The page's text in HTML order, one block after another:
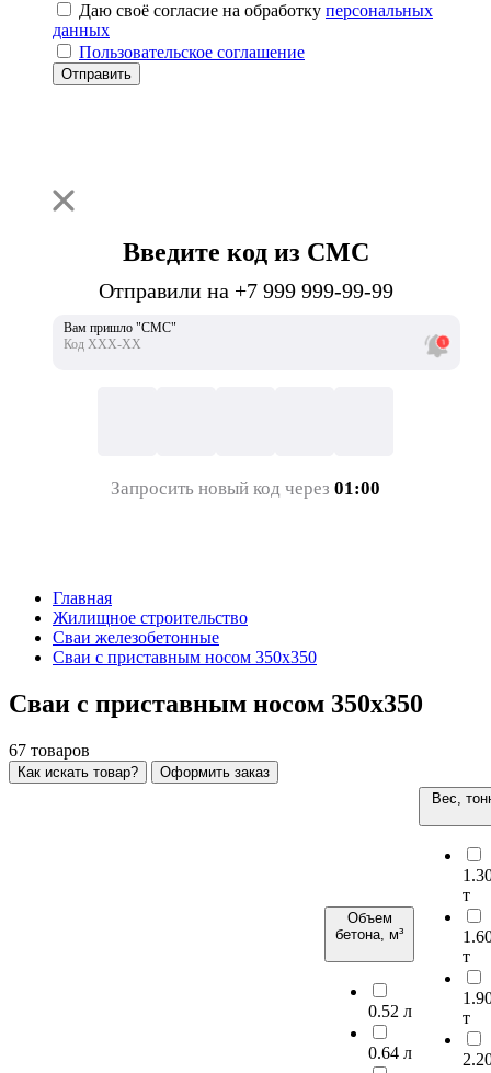
Даю своё согласие на обработку персональных
данных
Пользовательское соглашение
Отправить
Введите код из СМС
Отправили на +7 999 999-99-99
Вам пришло "СМС"
Код ХХХ-ХХ
Запросить новый код через 01:00
Главная
Жилищное строительство
Сваи железобетонные
Сваи с приставным носом 350х350
Сваи с приставным носом 350х350
67 товаров
Как искать товар? Оформить заказ
Объем
бетона, м³
0.52 л
0.64 л
Вес,
т
т
т